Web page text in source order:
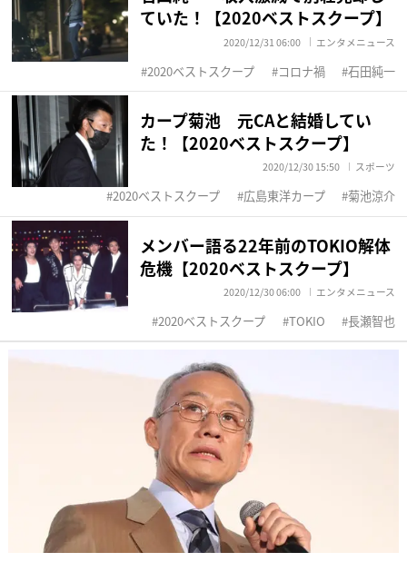
ていた！【2020ベストスクープ】
2020/12/31 06:00 エンタメニュース
2020ベストスクープ コロナ禍 石田純一
カープ菊池 元CAと結婚してい
た！【2020ベストスクープ】
2020/12/30 15:50 スポーツ
2020ベストスクープ 広島東洋カープ 菊池涼介
メンバー語る22年前のTOKIO解体
危機【2020ベストスクープ】
2020/12/30 06:00 エンタメニュース
2020ベストスクープ TOKIO 長瀬智也